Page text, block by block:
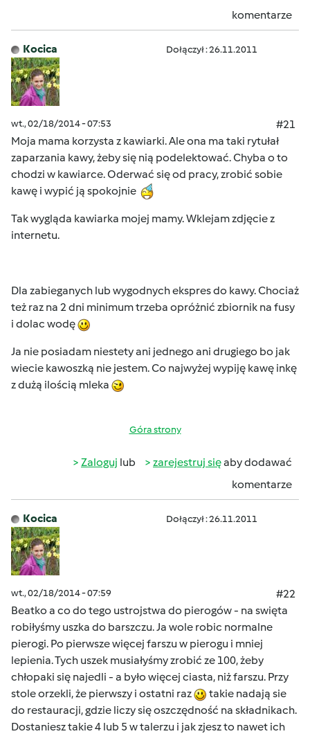
komentarze
Kocica Dołączył : 26.11.2011
wt., 02/18/2014 - 07:53
#21
Moja mama korzysta z kawiarki. Ale ona ma taki rytułał
zaparzania kawy, żeby się nią podelektować. Chyba o to
chodzi w kawiarce. Oderwać się od pracy, zrobić sobie
kawę i wypić ją spokojnie
Tak wygląda kawiarka mojej mamy. Wklejam zdjęcie z
internetu.
Dla zabieganych lub wygodnych ekspres do kawy. Chociaż
też raz na 2 dni minimum trzeba opróżnić zbiornik na fusy
i dolac wodę
Ja nie posiadam niestety ani jednego ani drugiego bo jak
wiecie kawoszką nie jestem. Co najwyżej wypiję kawę inkę
z dużą ilością mleka
Góra strony
Zaloguj lub zarejestruj sięaby dodawać
komentarze
Kocica Dołączył : 26.11.2011
wt., 02/18/2014 - 07:59
#22
Beatko a co do tego ustrojstwa do pierogów - na swięta
robiłyśmy uszka do barszczu. Ja wole robic normalne
pierogi. Po pierwsze więcej farszu w pierogu i mniej
lepienia. Tych uszek musiałyśmy zrobić ze 100, żeby
chłopaki się najedli - a było więcej ciasta, niż farszu. Przy
stole orzekli, że pierwszy i ostatni raz
takie nadają sie
do restauracji, gdzie liczy się oszczędność na składnikach.
Dostaniesz takie 4 lub 5 w talerzu i jak zjesz to nawet ich